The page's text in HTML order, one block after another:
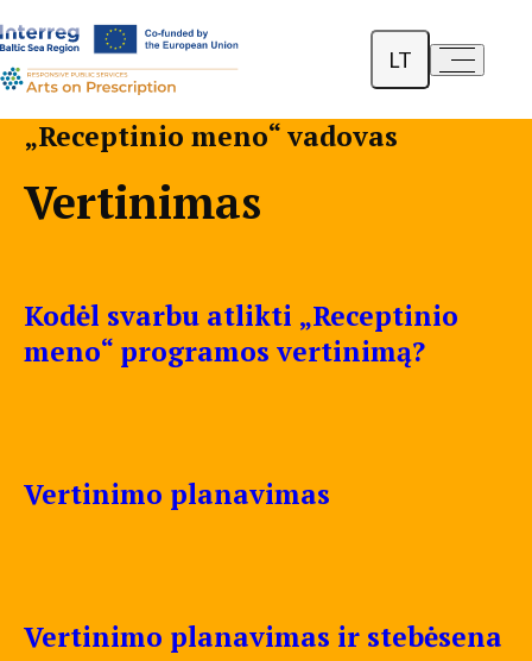
a- a+
LT
English
„Receptinio meno“ vadovas
Vertinimas
Kodėl svarbu atlikti „Receptinio
meno“ programos vertinimą?
Vertinimo planavimas
Vertinimo planavimas ir stebėsena